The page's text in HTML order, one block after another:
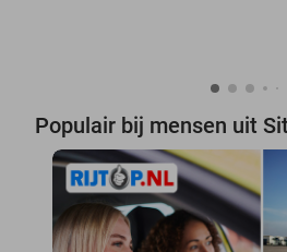
Populair bij mensen uit